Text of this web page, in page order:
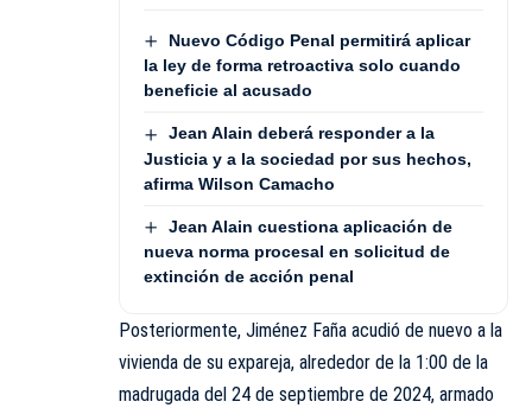
Nuevo Código Penal permitirá aplicar
la ley de forma retroactiva solo cuando
beneficie al acusado
Jean Alain deberá responder a la
Justicia y a la sociedad por sus hechos,
afirma Wilson Camacho
Jean Alain cuestiona aplicación de
nueva norma procesal en solicitud de
extinción de acción penal
Posteriormente, Jiménez Faña acudió de nuevo a la
vivienda de su expareja, alrededor de la 1:00 de la
madrugada del 24 de septiembre de 2024, armado